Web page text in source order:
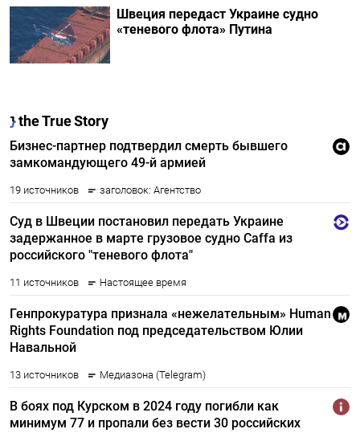
Швеция передаст Украине судно
«теневого флота» Путина